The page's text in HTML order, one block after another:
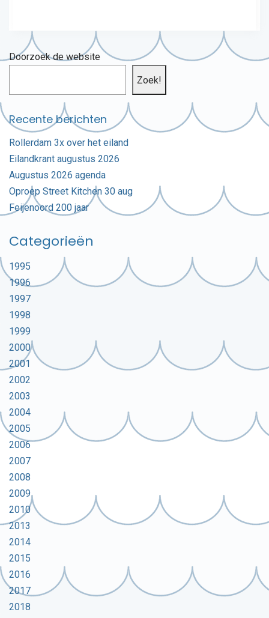
Doorzoek de website
Zoek!
Recente berichten
Rollerdam 3x over het eiland
Eilandkrant augustus 2026
Augustus 2026 agenda
Oproep Street Kitchen 30 aug
Feijenoord 200 jaar
Categorieën
1995
1996
1997
1998
1999
2000
2001
2002
2003
2004
2005
2006
2007
2008
2009
2010
2013
2014
2015
2016
2017
2018